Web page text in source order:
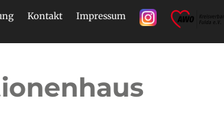
Kontakt Impressum